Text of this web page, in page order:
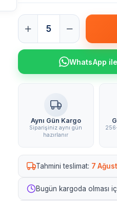
WhatsApp
Aynı Gün Kargo
Siparişiniz aynı gün
hazırlanır
Tahmini teslimat: 7
Bugün kargoda olması